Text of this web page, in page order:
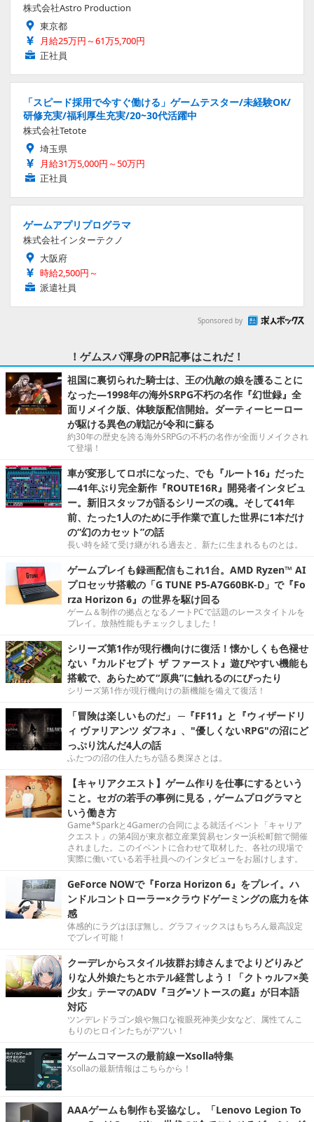
株式会社Astro Production
東京都
月給25万円～61万5,700円
正社員
「スピード採用で今すぐ働ける」ゲームテスター/未経験OK/
研修充実/福利厚生充実/20~30代活躍中
株式会社Tetote
埼玉県
月給31万5,000円～50万円
正社員
ゲームアプリプログラマ
株式会社インターテクノ
大阪府
時給2,500円～
派遣社員
Sponsored by
！ゲムスパ渾身のPR記事はこれだ！
祖国に裏切られた騎士は、王の仇敵の娘を護ることに
なった―1998年の海外SRPG不朽の名作『幻世録』全
面リメイク版、体験版配信開始。ダーティーヒーロー
が駆ける異色の戦記が令和に蘇る
約30年の歴史を誇る海外SRPGの不朽の名作が全面リメイクされ
て登場！
車が変形してロボになった、でも『ルート16』だった
―41年ぶり完全新作『ROUTE16R』開発者インタビュ
ー。新旧スタッフが語るシリーズの魂。そして41年
前、たった1人のために手作業で直した世界に1本だけ
の“幻のカセット”の話
長い時を経て受け継がれる過去と、新たに生まれるものとは。
ゲームプレイも録画配信もこれ1台。AMD Ryzen™ AI
プロセッサ搭載の「G TUNE P5-A7G60BK-D」で『Fo
rza Horizon 6』の世界を駆け回る
ゲーム＆制作の拠点となるノートPCで話題のレースタイトルを
プレイ。放熱性能もチェックしました！
シリーズ第1作が現行機向けに復活！懐かしくも色褪せ
ない『カルドセプト ザ ファースト』遊びやすい機能も
搭載で、あらためて“原典”に触れるのにぴったり
シリーズ第1作が現行機向けの新機能を備えて復活！
「冒険は楽しいものだ」 ─『FF11』と『ウィザードリ
ィ ヴァリアンツ ダフネ』、"優しくないRPG"の沼にど
っぷり沈んだ4人の話
ふたつの沼の住人たちが語る奥深さとは。
【キャリアクエスト】ゲーム作りを仕事にするという
こと。セガの若手の事例に見る，ゲームプログラマと
いう働き方
Game*Sparkと4Gamerの合同による就活イベント「キャリア
クエスト」の第4回が東京都立産業貿易センター浜松町館で開催
されました。このイベントに合わせて取材した、各社の現場で
実際に働いている若手社員へのインタビューをお届けします。
GeForce NOWで『Forza Horizon 6』をプレイ。ハ
ンドルコントローラー×クラウドゲーミングの底力を体
感
体感的にラグはほぼ無し。グラフィックスはもちろん最高設定
でプレイ可能！
クーデレからスタイル抜群お姉さんまでよりどりみど
りな人外娘たちとホテル経営しよう！「クトゥルフ×美
少女」テーマのADV『ヨグ=ソトースの庭』が日本語
対応
ツンデレドラゴン娘や無口な複眼死神美少女など、属性てんこ
もりのヒロインたちがアツい！
ゲームコマースの最前線ーXsolla特集
Xsollaの最新情報はこちらから！
AAAゲームも制作も妥協なし。「Lenovo Legion To